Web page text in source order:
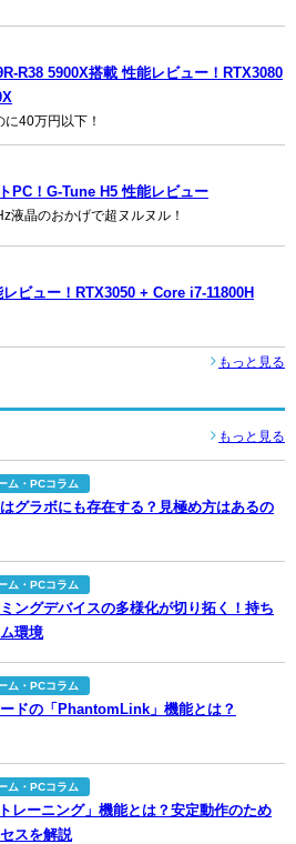
R38 5900X搭載 性能レビュー！RTX3080
40万円以下！
PC！G-Tune H5 性能レビュー
液晶のおかげで超ヌルヌル！
ビュー！RTX3050 + Core i7-11800H
もっと見る
もっと見る
ム・PCコラム
はグラボにも存在する？見極め方はあるの
ム・PCコラム
ングデバイスの多様化が切り拓く！持ち
環境
ム・PCコラム
ドの「PhantomLink」機能とは？
ム・PCコラム
レーニング」機能とは？安定動作のため
スを解説